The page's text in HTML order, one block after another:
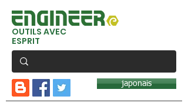
OUTILS AVEC
ESPRIT
japonais